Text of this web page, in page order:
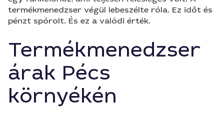
termékmenedzser végül lebeszélte róla. Ez időt és
pénzt spórolt. És ez a valódi érték.
Termékmenedzser
árak Pécs
környékén